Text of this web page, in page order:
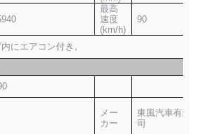
0
最高
速度
(km/h)
90
にエアコン付き。
メー
カー
東風汽車有限公
司